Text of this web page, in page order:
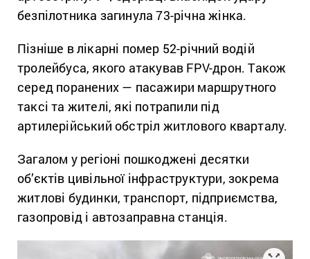
безпілотника загинула 73-річна жінка.
Пізніше в лікарні помер 52-річний водій
тролейбуса, якого атакував FPV-дрон. Також
серед поранених — пасажири маршрутного
таксі та жителі, які потрапили під
артилерійський обстріл житлового кварталу.
Загалом у регіоні пошкоджені десятки
об’єктів цивільної інфраструктури, зокрема
житлові будинки, транспорт, підприємства,
газопровід і автозаправна станція.